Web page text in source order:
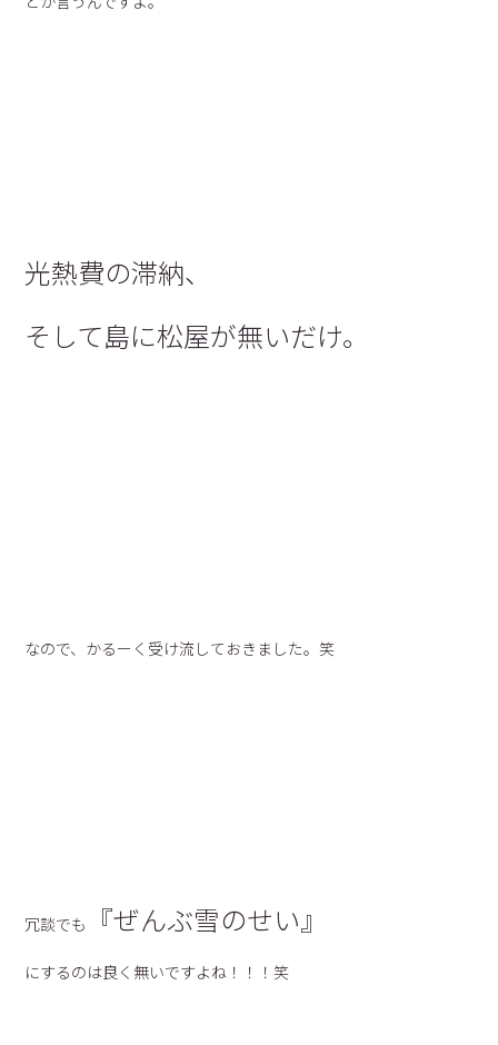
光熱費の滞納、
そして島に松屋が無いだけ。
なので、かるーく受け流しておきました。笑
冗談でも 『ぜんぶ雪のせい』
にするのは良く無いですよね！！！笑